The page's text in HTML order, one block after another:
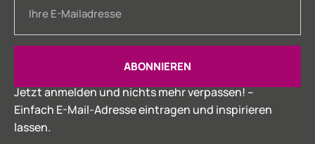
ABONNIEREN
Jetzt anmelden und nichts mehr verpassen! –
Einfach E-Mail-Adresse eintragen und inspirieren
lassen.